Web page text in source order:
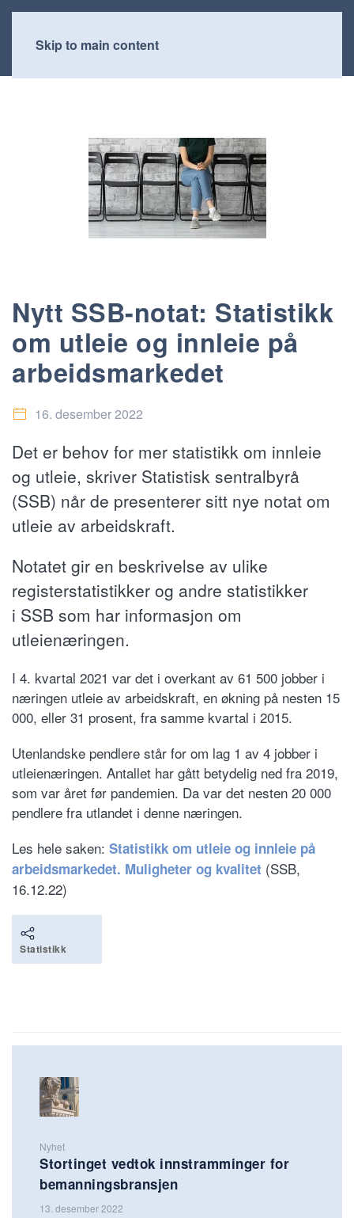
Skip to main content
Nytt SSB-notat: Statistikk
om utleie og innleie på
arbeidsmarkedet
16. desember 2022
Det er behov for mer statistikk om innleie
og utleie, skriver Statistisk sentralbyrå
(SSB) når de presenterer sitt nye notat om
utleie av arbeidskraft.
Notatet gir en beskrivelse av ulike
registerstatistikker og andre statistikker
i SSB som har informasjon om
utleienæringen.
I 4. kvartal 2021 var det i overkant av 61 500 jobber i
næringen utleie av arbeidskraft, en økning på nesten 15
000, eller 31 prosent, fra samme kvartal i 2015.
Utenlandske pendlere står for om lag 1 av 4 jobber i
utleienæringen. Antallet har gått betydelig ned fra 2019,
som var året før pandemien. Da var det nesten 20 000
pendlere fra utlandet i denne næringen.
Les hele saken: Statistikk om utleie og innleie på
arbeidsmarkedet. Muligheter og kvalitet (SSB,
16.12.22)
Statistikk
Nyhet
Stortinget vedtok innstramminger for
bemanningsbransjen
13. desember 2022